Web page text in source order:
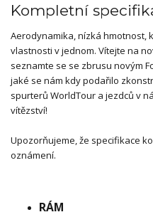
Kompletní
Aerodynamika, nízká hmotnost,
vlastnosti v jednom. Vítejte na
seznamte se se zbrusu novým
jaké se nám kdy podařilo
spurterů WorldTour a jezdců v
vítězství!
Upozorňujeme, že specifikace
oznámení.
RÁM